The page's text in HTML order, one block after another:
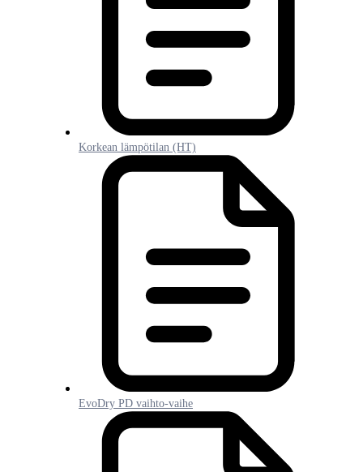
Korkean lämpötilan (HT)
EvoDry PD vaihto-vaihe